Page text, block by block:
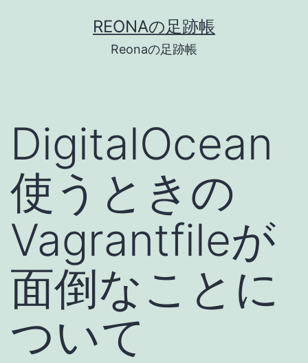
ッ
プ
REONAの足跡帳
Reonaの足跡帳
DigitalOcean
使うときの
Vagrantfileが
面倒なことに
ついて